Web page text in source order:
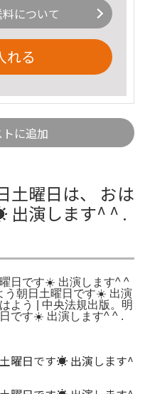
について
れる
に追加
土曜日は、 おは
出演します^ ^ .
日です☀️ 出演します^ ^
う朝日土曜日です☀️ 出演
よう | 中央法規出版。明
です☀️ 出演します^ ^ .